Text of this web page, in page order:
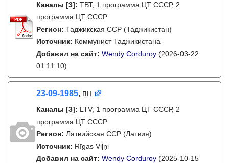
Каналы [3]: ТВТ, 1 программа ЦТ СССР, 2
программа ЦТ СССР
Регион: Таджикская ССР (Таджикистан)
Источник: Коммунист Таджикистана
Добавил на сайт: Wendy Corduroy (2026-03-22
01:11:10)
23-09-1985, пн
Каналы [3]: LTV, 1 программа ЦТ СССР, 2
программа ЦТ СССР
Регион: Латвийская ССР (Латвия)
Источник: Rīgas Viļņi
Добавил на сайт: Wendy Corduroy (2025-10-15